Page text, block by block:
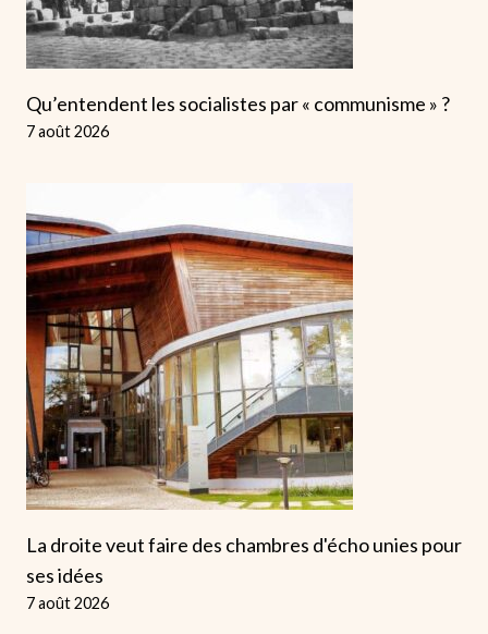
Qu’entendent les socialistes par « communisme » ?
7 août 2026
La droite veut faire des chambres d'écho unies pour
ses idées
7 août 2026